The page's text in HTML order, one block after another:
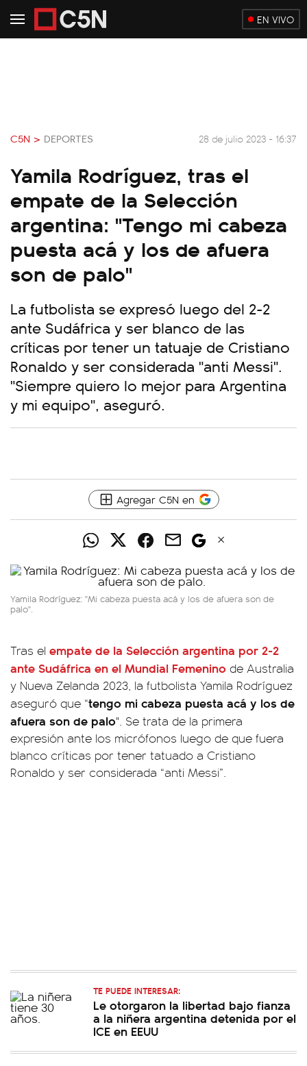
EN VIVO
C5N > DEPORTES 28 de julio 2023 - 16:37
Yamila Rodríguez, tras el
empate de la Selección
argentina: "Tengo mi cabeza
puesta acá y los de afuera
son de palo"
La futbolista se expresó luego del 2-2
ante Sudáfrica y ser blanco de las
críticas por tener un tatuaje de Cristiano
Ronaldo y ser considerada "anti Messi".
"Siempre quiero lo mejor para Argentina
y mi equipo", aseguró.
Agregar C5N en
Yamila Rodríguez: "Mi cabeza puesta acá y los de afuera son de
palo".
Tras el empate de la Selección argentina por 2-2
ante Sudáfrica en el Mundial Femenino de Australia
y Nueva Zelanda 2023, la futbolista Yamila Rodríguez
aseguró que “tengo mi cabeza puesta acá y los de
afuera son de palo". Se trata de la primera
expresión ante los micrófonos luego de que fuera
blanco críticas por tener tatuado a Cristiano
Ronaldo y ser considerada “anti Messi”.
TE PUEDE INTERESAR:
Le otorgaron la libertad bajo fianza
a la niñera argentina detenida por el
ICE en EEUU